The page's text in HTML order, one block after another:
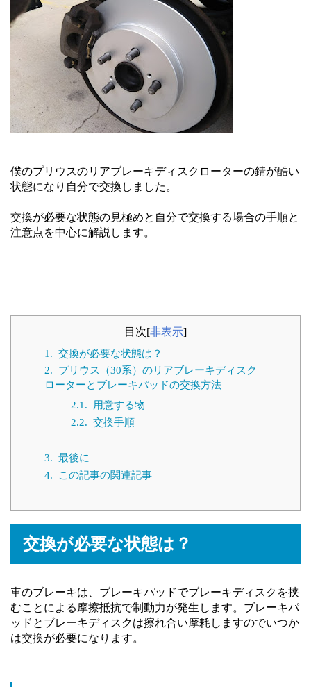
僕のプリウスのリアブレーキディスクローターの錆が酷い
状態になり自分で交換しました。
交換が必要な状態の見極めと自分で交換する場合の手順と
注意点を中心に解説します。
目次[非表示]
1. 交換が必要な状態は？
2. プリウス（30系）のリアブレーキディスク
ローターとブレーキパッドの交換方法
2.1.
用意する物
2.2. 交換手順
3. 最後に
4.
この記事の関連記事
交換が必要な状態は？
車のブレーキは、ブレーキパッドでブレーキディスクを挟
むことによる摩擦抵抗で制動力が発生します。ブレーキパ
ッドとブレーキディスクは擦れ合い摩耗しますのでいつか
は交換が必要になります。